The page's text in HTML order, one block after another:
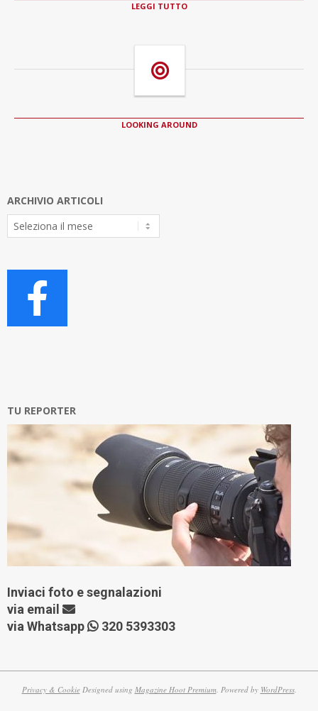
LEGGI TUTTO
LOOKING AROUND
ARCHIVIO ARTICOLI
Archivio
Articoli
TU REPORTER
Inviaci foto e segnalazioni
via email
via Whatsapp
320 5393303
Privacy & CookieDesigned using Magazine Hoot Premium. Powered by WordPress.